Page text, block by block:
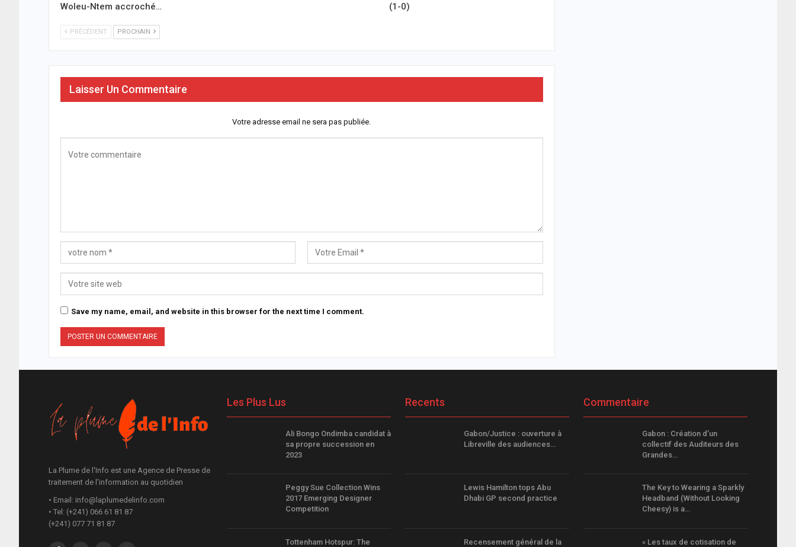
Woleu-Ntem accroché…
(1-0)
PRÉCÉDENT PROCHAIN
Laisser Un Commentaire
Votre adresse email ne sera pas publiée.
Save my name, email, and website in this browser for the next time I comment.
La Plume de l'Info est une Agence de Presse de
traitement de l'information au quotidien
• Email: info@laplumedelinfo.com
• Tel: (+241) 066 61 81 87
(+241) 077 71 81 87
Les Plus Lus
Ali Bongo Ondimba candidat à
sa propre succession en
2023
Peggy Sue Collection Wins
2017 Emerging Designer
Competition
Tottenham Hotspur: The
Recents
Gabon/Justice : ouverture à
Libreville des audiences…
Lewis Hamilton tops Abu
Dhabi GP second practice
Recensement général de la
Commentaire
Gabon : Création d’un
collectif des Auditeurs des
Grandes…
The Key to Wearing a Sparkly
Headband (Without Looking
Cheesy) is a…
« Les taux de cotisation de